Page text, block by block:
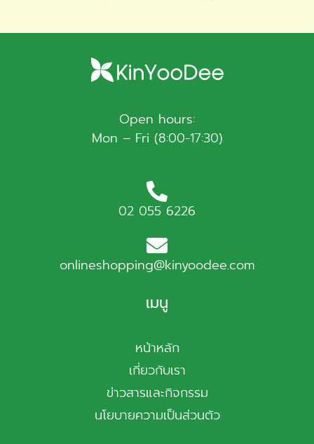
Open hours:
Mon – Fri (8:00-17:30)
02 055 6226
onlineshopping@kinyoodee.com
เมนู
หน้าหลัก
เกี่ยวกับเรา
ข่าวสารและกิจกรรม
นโยบายความเป็นส่วนตัว